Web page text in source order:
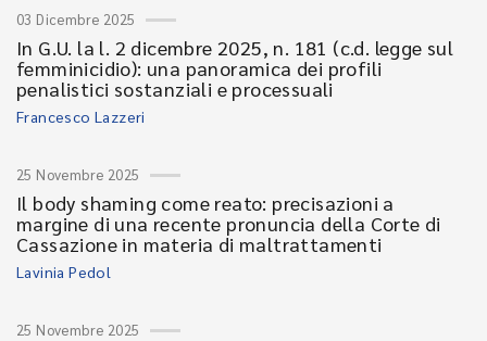
03 Dicembre 2025
In G.U. la l. 2 dicembre 2025, n. 181 (c.d. legge sul
femminicidio): una panoramica dei profili
penalistici sostanziali e processuali
Francesco Lazzeri
25 Novembre 2025
Il body shaming come reato: precisazioni a
margine di una recente pronuncia della Corte di
Cassazione in materia di maltrattamenti
Lavinia Pedol
25 Novembre 2025